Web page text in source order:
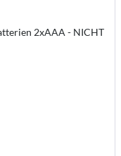
2xAAA - NICHT